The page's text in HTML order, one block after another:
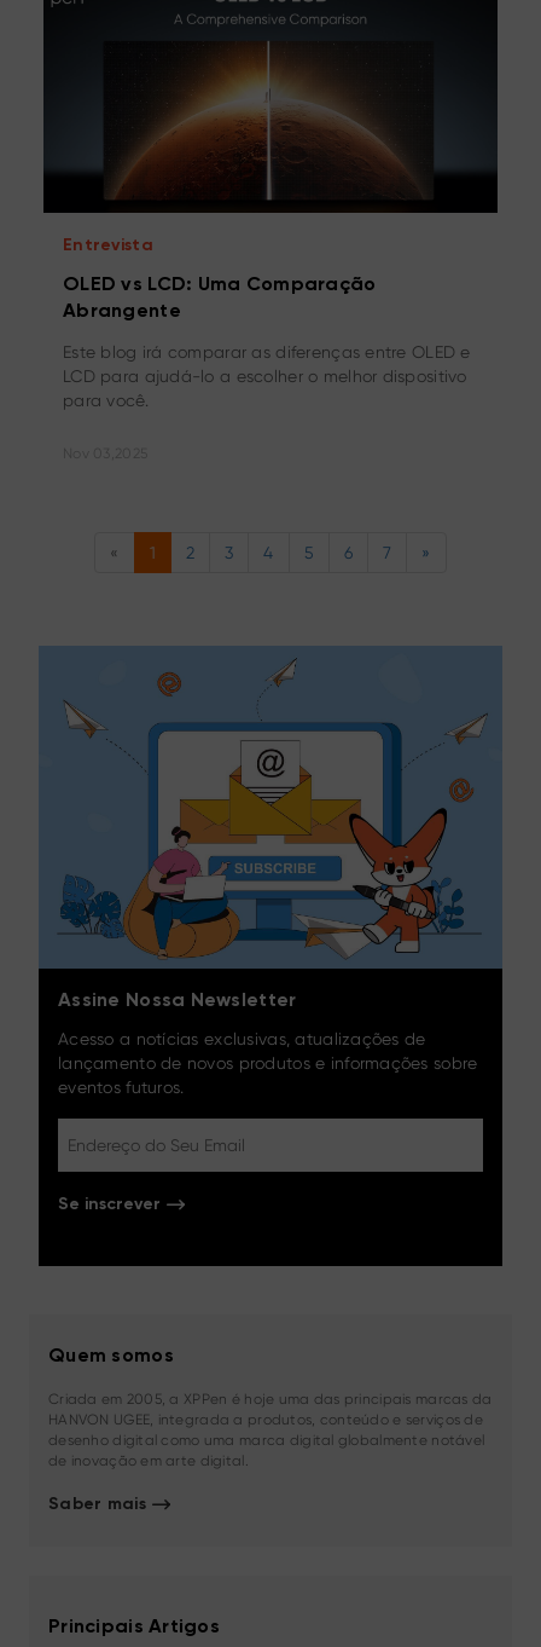
Entrevista
OLED vs LCD: Uma Comparação
Abrangente
Este blog irá comparar as diferenças entre OLED e
LCD para ajudá-lo a escolher o melhor dispositivo
para você.
« 1 2 3 4 5 6 7 »
Assine Nossa Newsletter
Acesso a notícias exclusivas, atualizações de
lançamento de novos produtos e informações sobre
eventos futuros.
Se inscrever
Quem somos
Criada em 2005, a XPPen é hoje uma das principais marcas da
HANVON UGEE, integrada a produtos, conteúdo e serviços de
desenho digital como uma marca digital globalmente notável
de inovação em arte digital.
Saber mais
Principais Artigos